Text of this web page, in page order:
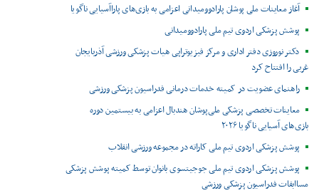
آغاز معاینات ملی پوشان پارادوومیدانی اعزامی به بازی‌های پاراآسیایی ناگویا
پوشش پزشکی اردوی تیم ملی پارادوومیدانی
دکتر نوروزی دفتر اداری و مرکز فیزیوتراپی هیات پزشکی ورزشی آذربایجان
غربی را افتتاح کرد
راهنمای عضویت در کمیته خدمات درمانی فدراسیون پزشکی ورزشی
معاینات تخصصی پزشکی ملی‌پوشان هندبال اعزامی به بیستمین دوره
بازی‌های آسیایی ناگویا ۲۰۲۶
پوشش پزشکی اردوی تیم ملی کاراته در مجموعه ورزشی انقلاب
پوشش پزشکی اردوی تیم ملی جوجیتسوی بانوان توسط کمیته پوشش پزشکی
مساابقات فدراسیون پزشکی ورزشی